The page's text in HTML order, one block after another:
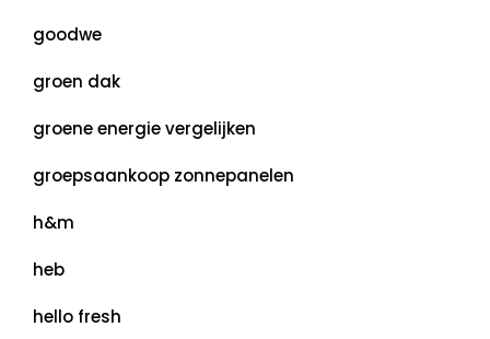
goodwe
groen dak
groene energie vergelijken
groepsaankoop zonnepanelen
h&m
heb
hello fresh